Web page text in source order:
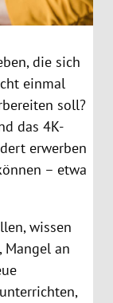
die sich
einmal
soll?
das 4K-
erwerben
– etwa
wissen
Mangel an